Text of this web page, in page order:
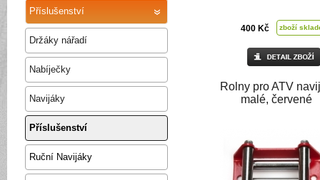
Příslušenství
Držáky nářadí
Nabíječky
Navijáky
Příslušenství
Ruční Navijáky
400 Kč zboží
Rolny pro ATV
malé, červené